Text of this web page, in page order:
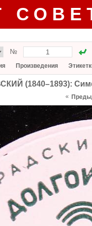
№
Произведения
(1840–1893):
«